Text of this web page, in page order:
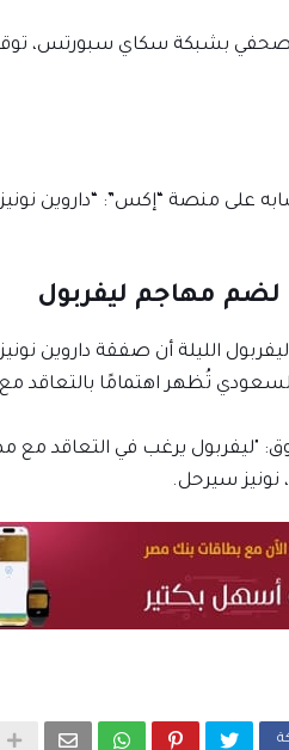
الصحفي بشبكة سكاي سبورتس،
على منصة “إكس”: “داروين
مهاجم ليفربول
الليلة أن صفقة داروين
السعودي تُظهر اهتمامًا بالتعاقد
"ليفربول يرغب في التعاقد مع
نونيز سيرحل.